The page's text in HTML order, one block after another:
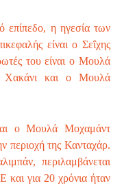
επίπεδο, η ηγεσία των
είναι ο Σεΐχης
του είναι ο Μουλά
Χακάνι και ο Μουλά
ο Μουλά Μοχαμάντ
περιοχή της Κανταχάρ.
περιλαμβάνεται
για 20 χρόνια ήταν